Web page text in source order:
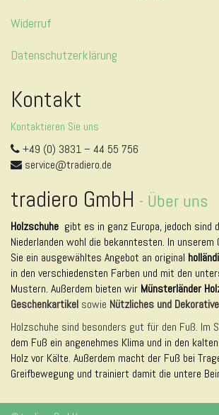
Widerruf
Datenschutzerklärung
Kontakt
Kontaktieren Sie uns
+49 (0) 3831 – 44 55 756
service@tradiero.de
tradiero GmbH - Über uns
Holzschuhe gibt es in ganz Europa, jedoch sind
Niederlanden wohl die bekanntesten. In unserem
Sie ein ausgewähltes Angebot an original
in den verschiedensten Farben und mit den
Mustern. Außerdem bieten wir Münsterländer
Geschenkartikel sowie Nützliches und
Holzschuhe sind besonders gut für den Fuß. Im
dem Fuß ein angenehmes Klima und in den
Holz vor Kälte. Außerdem macht der Fuß bei
Greifbewegung und trainiert damit die untere